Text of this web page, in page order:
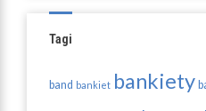
Tagi
band bankiet bankiety